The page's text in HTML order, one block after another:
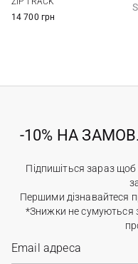
14 700 грн
-10% НА
Підпишіться зараз
Першими дізнавайтеся
*Знижки не сумуються